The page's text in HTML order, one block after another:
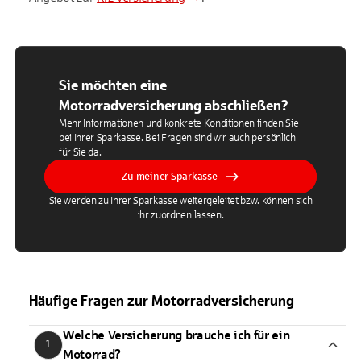
Sie möchten eine
Motorradversicherung abschließen?
Mehr Informationen und konkrete Konditionen finden Sie
bei Ihrer Sparkasse. Bei Fragen sind wir auch persönlich
für Sie da.
Zu meiner Sparkasse
Sie werden zu Ihrer Sparkasse weitergeleitet bzw. können sich
ihr zuordnen lassen.
Häufige Fragen zur Motorradversicherung
1
Welche Versicherung brauche ich für ein
Motorrad?